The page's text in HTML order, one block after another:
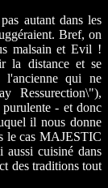
autant dans les
Bref, on
malsain et Evil !
la distance et se
l'ancienne qui ne
Ressurection\"),
- et donc
il nous donne
le cas MAJESTIC
cuisiné dans
des traditions tout